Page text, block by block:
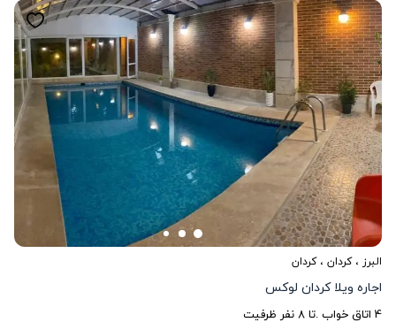
البرز ،کردان ، کردان
اجاره ویلا کردان لوکس
4 اتاق خواب .تا8نفر ظرفیت